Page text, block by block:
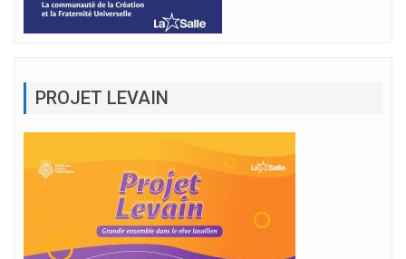
PROJET LEVAIN